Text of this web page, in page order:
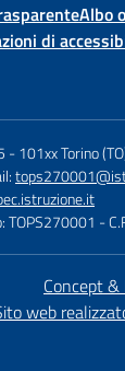
Albo
di
-101xx Torino
TOPS270001 -
Concept &
web